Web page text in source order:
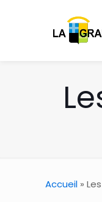
Accueil »